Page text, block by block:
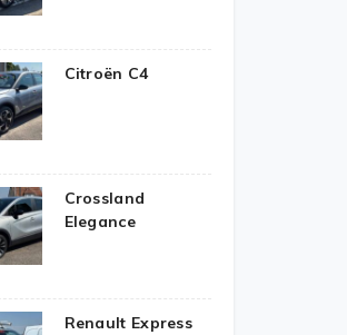
Citroën C4
Crossland
Elegance
Renault Express